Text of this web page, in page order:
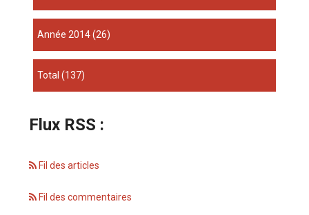
année 2014(26)
total(137)
Flux RSS :
Fil des articles
Fil des commentaires